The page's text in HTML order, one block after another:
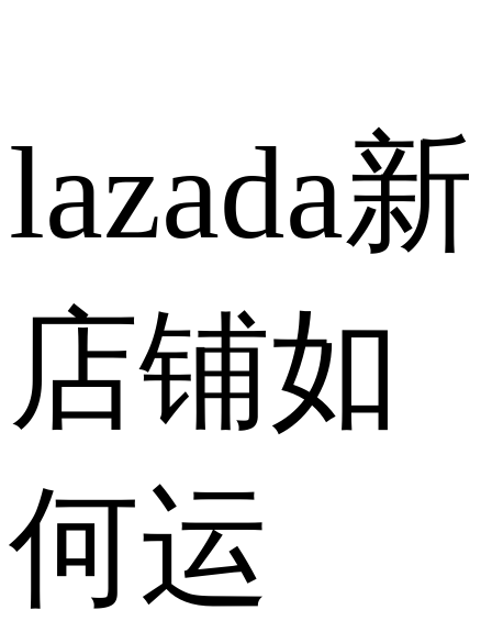
lazada新
店铺如
何运